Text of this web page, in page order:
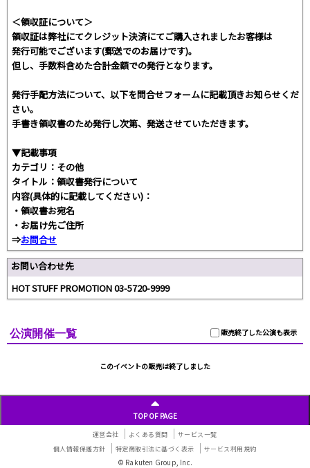
＜領収証について＞
領収証は弊社にてクレジット決済にてご購入されましたお客様は
発行可能でございます(郵送でのお届けです)。
但し、手数料含めた合計金額での発行となります。
発行手配方法について、以下を問合せフォームに記載頂きお知らせくだ
さい。
手書き領収書のため発行し次第、発送させていただきます。
▼記載事項
カテゴリ：その他
タイトル：領収書発行について
内容(具体的に記載してください)：
・領収書お宛名
・お届け先ご住所
⇒お問合せ
お問い合わせ先
HOT STUFF PROMOTION 03-5720-9999
販売終了した公演も表示
公演開催一覧
このイベントの販売は終了しました
TOP OF PAGE
運営会社 よくある質問
サービス一覧
個人情報保護方針
特定商取引法に基づく表示 サービス利用規約
© Rakuten Group, Inc.